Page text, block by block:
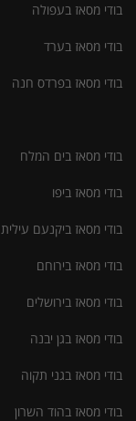
בודי מסאז בעפולה
בודי מסאז בערד
בודי מסאז בפרדס חנה
בודי מסאז בים המלח
בודי מסאז ביפו
בודי מסאז ביקנעם עילית
בודי מסאז בירוחם
בודי מסאז בירושלים
בודי מסאז בגן יבנה
בודי מסאז בגני תקוה
בודי מסאז בהוד השרון